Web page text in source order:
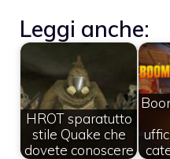
Leggi anche:
HROT sparatutto
stile Quake che
dovete conoscere